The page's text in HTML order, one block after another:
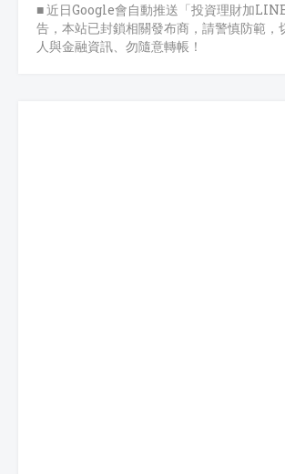
■ 近日Google會自動推送「投資理財加
告，本站已封鎖相關發布商，請警慎防範，
人與金融資訊、勿隨意轉帳！